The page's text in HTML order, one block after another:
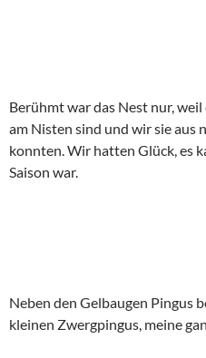
Berühmt war das Nest nur,
am Nisten sind und wir sie aus
konnten. Wir hatten Glück, es
Saison war.
Neben den Gelbaugen Pingus
kleinen Zwergpingus, meine